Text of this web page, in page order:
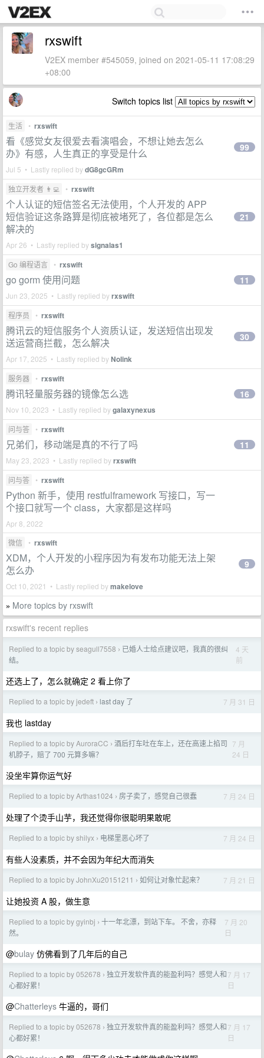
rxswift
V2EX member #545059, joined on 2021-05-11 17:08:29
+08:00
Switch topics list
生活 • rxswift
看《感觉女友很爱去看演唱会，不想让她去怎么
办》有感，人生真正的享受是什么
Jul 5 • Lastly replied bydG8gcGRm
99
独立开发者 👨‍💻 • rxswift
个人认证的短信签名无法使用，个人开发的 APP
短信验证这条路算是彻底被堵死了，各位都是怎么
解决的
Apr 26 • Lastly replied bysignalas1
21
Go 编程语言 • rxswift
go gorm 使用问题
Jun 23, 2025 • Lastly replied byrxswift
11
程序员 • rxswift
腾讯云的短信服务个人资质认证，发送短信出现发
送运营商拦截，怎么解决
Apr 17, 2025 • Lastly replied byNolink
30
服务器 • rxswift
腾讯轻量服务器的镜像怎么选
Nov 10, 2023 • Lastly replied bygalaxynexus
16
问与答 • rxswift
兄弟们，移动端是真的不行了吗
May 23, 2023 • Lastly replied byrxswift
11
问与答 • rxswift
Python 新手，使用 restfulframework 写接口，写一
个接口就写一个 class，大家都是这样吗
Apr 8, 2022
微信
• rxswift
XDM，个人开发的小程序因为有发布功能无法上架
怎么办
Oct 10, 2021 • Lastly replied bymakelove
9
» More topics by rxswift
rxswift's recent replies
Replied to a topic by seagull7558 › 已婚人士给点建议吧，我真的很纠
结。
4 天
前
还选上了，怎么就确定 2 看上你了
Replied to a topic by jedeft › last day 了 7 月 31 日
我也 lastday
Replied to a topic by AuroraCC › 酒后打车吐在车上，还在高速上掐司
机脖子，赔了 700 元算多嘛？
7 月
24 日
没坐牢算你运气好
Replied to a topic by Arthas1024 › 房子卖了，感觉自己很蠢 7 月 24 日
处理了个烫手山芋，我还觉得你很聪明果敢呢
Replied to a topic by shilyx › 电梯里恶心坏了 7 月 24 日
有些人没素质，并不会因为年纪大而消失
Replied to a topic by JohnXu20151211 › 如何让对象忙起来？ 7 月 21 日
让她投资 A 股，做生意
Replied to a topic by gyinbj › 十一年北漂，到站下车。 不舍，亦释
然。
7 月 20
日
@bulay 仿佛看到了几年后的自己
Replied to a topic by 052678 › 独立开发软件真的能盈利吗？感觉人和
心都好累！
7 月 17
日
@Chatterleys 牛逼的，哥们
Replied to a topic by 052678 › 独立开发软件真的能盈利吗？感觉人和
心都好累！
7 月 17
日